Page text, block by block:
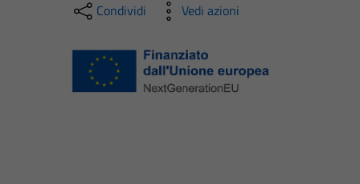
Condividi Vedi azioni